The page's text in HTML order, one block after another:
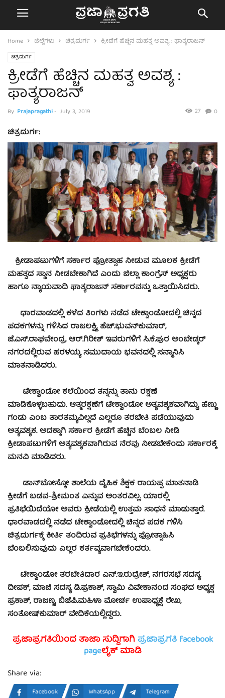
Home ಜಿಲ್ಲೆಗಳು ಚಿತ್ರದುರ್ಗ ಕ್ರೀಡೆಗೆ ಹೆಚ್ಚಿನ ಮಹತ್ವ ಅವಶ್ಯ : ಫಾತ್ಯರಾಜನ್
ಚಿತ್ರದುರ್ಗ
ಕ್ರೀಡೆಗೆ ಹೆಚ್ಚಿನ ಮಹತ್ವ ಅವಶ್ಯ :
ಫಾತ್ಯರಾಜನ್
By Prajapragathi- July 3, 2019 0
27
ಚಿತ್ರದುರ್ಗ:
ಕ್ರೀಡಾಪಟುಗಳಿಗೆ ಸರ್ಕಾರ ಪ್ರೋತ್ಸಾಹ ನೀಡುವ ಮೂಲಕ ಕ್ರೀಡೆಗೆ
ಮಹತ್ವದ ಸ್ಥಾನ ನೀಡಬೇಕಾಗಿದೆ ಎಂದು ಜಿಲ್ಲಾ ಕಾಂಗ್ರೆಸ್ ಅಧ್ಯಕ್ಷರು
ಹಾಗೂ ನ್ಯಾಯವಾದಿ ಫಾತ್ಯರಾಜನ್ ಸರ್ಕಾರವನ್ನು ಒತ್ತಾಯಿಸಿದರು.
ಧಾರವಾಡದಲ್ಲಿ ಕಳೆದ ತಿಂಗಳು ನಡೆದ ಟೇಕ್ವಾಂಡೋದಲ್ಲಿ ಚಿನ್ನದ
ಪದಕಗಳನ್ನು ಗಳಿಸಿದ ರಾಜಲಕ್ಷ್ಮಿ, ಹೆಚ್.ಭುವನ್‍ಕುಮಾರ್,
ಜೆ.ಎಸ್.ರಾಘವೇಂದ್ರ, ಆರ್.ಗಿರೀಶ್ ಇವರುಗಳಿಗೆ ಸಿ.ಕೆ.ಪುರ ಅಂಬೇಡ್ಕರ್
ನಗರದಲ್ಲಿರುವ ಹರಳಯ್ಯ ಸಮುದಾಯ ಭವನದಲ್ಲಿ ಸನ್ಮಾನಿಸಿ
ಮಾತನಾಡಿದರು.
ಟೇಕ್ವಾಂಡೋ ಕಲೆಯಿಂದ ತನ್ನನ್ನು ತಾನು ರಕ್ಷಣೆ
ಮಾಡಿಕೊಳ್ಳಬಹುದು. ಆತ್ಮರಕ್ಷಣೆಗೆ ಟೇಕ್ವಾಂಡೋ ಅತ್ಯವಶ್ಯಕವಾಗಿದ್ದು, ಹೆಣ್ಣು
ಗಂಡು ಎಂಬ ತಾರತಮ್ಯವಿಲ್ಲದೆ ಎಲ್ಲರೂ ತರಬೇತಿ ಪಡೆಯುವುದು
ಅತ್ಯವಶ್ಯಕ. ಅದಕ್ಕಾಗಿ ಸರ್ಕಾರ ಕ್ರೀಡೆಗೆ ಹೆಚ್ಚಿನ ಬೆಂಬಲ ನೀಡಿ
ಕ್ರೀಡಾಪಟುಗಳಿಗೆ ಅತ್ಯವಶ್ಯಕವಾಗಿರುವ ನೆರವು ನೀಡಬೇಕೆಂದು ಸರ್ಕಾರಕ್ಕೆ
ಮನವಿ ಮಾಡಿದರು.
ಡಾನ್‍ಬೋಸ್ಕೋ ಶಾಲೆಯ ದೈಹಿಕ ಶಿಕ್ಷಕ ರಾಯಪ್ಪ ಮಾತನಾಡಿ
ಕ್ರೀಡೆಗೆ ಬಡವ-ಶ್ರೀಮಂತ ಎನ್ನುವ ಅಂತರವಿಲ್ಲ. ಯಾರಲ್ಲಿ
ಪ್ರತಿಭೆಯಿದೆಯೋ ಅವರು ಕ್ರೀಡೆಯಲ್ಲಿ ಉತ್ತಮ ಸಾಧನೆ ಮಾಡುತ್ತಾರೆ.
ಧಾರವಾಡದಲ್ಲಿ ನಡೆದ ಟೇಕ್ವಾಂಡೋದಲ್ಲಿ ಚಿನ್ನದ ಪದಕ ಗಳಿಸಿ
ಚಿತ್ರದುರ್ಗಕ್ಕೆ ಕೀರ್ತಿ ತಂದಿರುವ ಪ್ರತಿಭೆಗಳನ್ನು ಪ್ರೋತ್ಸಾಹಿಸಿ
ಬೆಂಬಲಿಸುವುದು ಎಲ್ಲರ ಕರ್ತವ್ಯವಾಗಬೇಕೆಂದರು.
ಟೇಕ್ವಾಂಡೋ ತರಬೇತಿದಾರ ಎನ್.ಇ.ರುದ್ರೇಶ್, ನಗರಸಭೆ ಸದಸ್ಯ
ದೀಪಕ್, ಮಾಜಿ ಸದಸ್ಯ ಡಿ.ಪ್ರಕಾಶ್, ಸ್ವಾಮಿ ವಿವೇಕಾನಂದ ಸಂಘದ ಅಧ್ಯಕ್ಷ
ಪ್ರಕಾಶ್, ರಾಜಣ್ಣ, ಬಿಜೆಪಿ.ಮಹಿಳಾ ಮೋರ್ಚ ಉಪಾಧ್ಯಕ್ಷೆ ರೇಖ,
ಸಂತೋಷ್‍ಕುಮಾರ್ ವೇದಿಕೆಯಲ್ಲಿದ್ದರು.
ಪ್ರಜಾಪ್ರಗತಿಯಿಂದ ತಾಜಾ ಸುದ್ದಿಗಾಗಿ ಪ್ರಜಾಪ್ರಗತಿ facebook
pageಲೈಕ್ ಮಾಡಿ
Share via:
Facebook WhatsApp
Telegram